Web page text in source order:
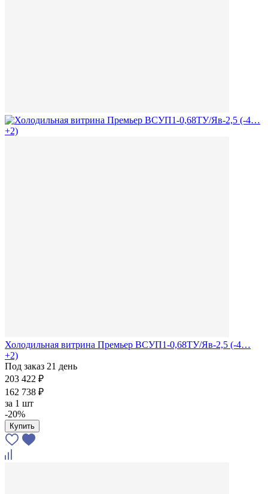
Холодильная витрина Премьер ВСУП1-0,68ТУ/Яв-2,5 (-4…
+2)
Под заказ 21 день
203 422 ₽
162 738 ₽
за 1 шт
-20%
Купить